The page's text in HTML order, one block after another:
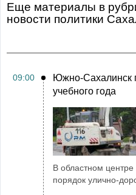
Еще материалы в
Новости политики
09:00
Южно-Сахалинск
учебного года
В областном
порядок улично-